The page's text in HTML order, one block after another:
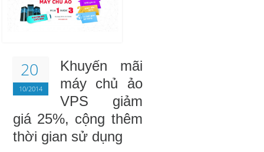
20
10/2014
Khuyến mãi
máy chủ ảo
VPS giảm
giá 25%, cộng thêm
thời gian sử dụng